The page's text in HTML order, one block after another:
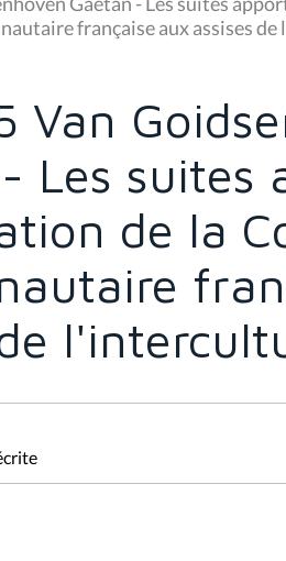
française aux assises
Van
Les suites
de la